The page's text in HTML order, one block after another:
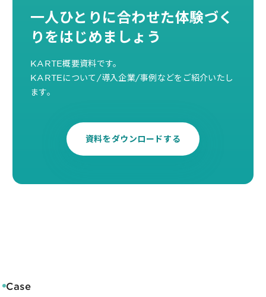
一人ひとりに合わせた体験づく
りをはじめましょう
KARTE概要資料です。
KARTEについて/導入企業/事例などをご紹介いたし
ます。
資料をダウンロードする
Case